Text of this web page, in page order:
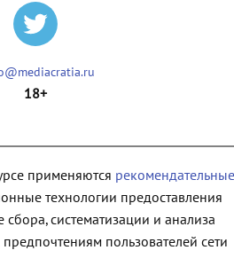
18+
применяются рекомендательные
технологии предоставления
систематизации и анализа
пользователей сети